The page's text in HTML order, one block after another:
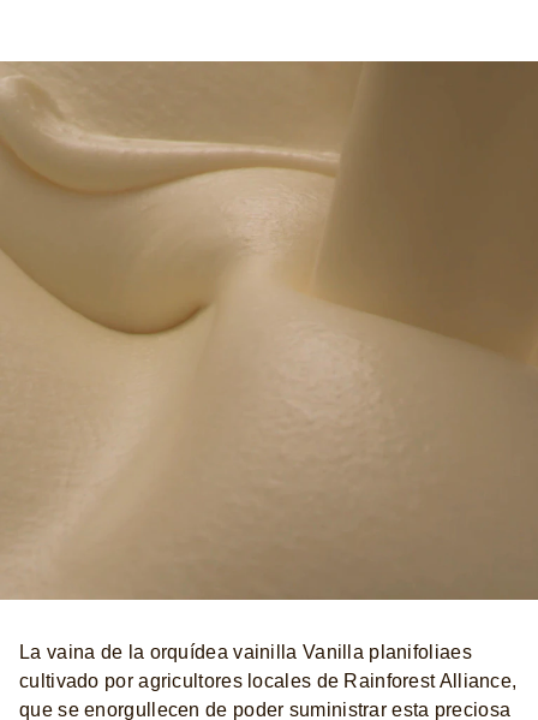
La vaina de la orquídea vainilla Vanilla planifoliaes
cultivado por agricultores locales de Rainforest Alliance,
que se enorgullecen de poder suministrar esta preciosa